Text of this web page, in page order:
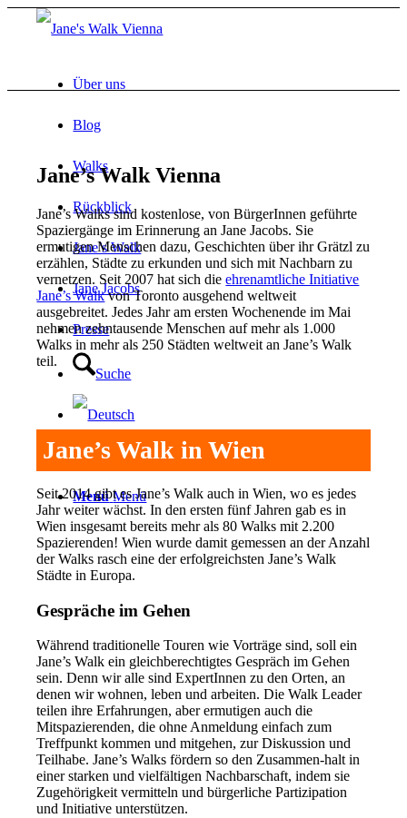
Über uns
Blog
Walks
Rückblick
Jane’s Walk
Jane Jacobs
Presse
Suche
Menü Menü
Jane’s Walk Vienna
Jane’s Walks sind kostenlose, von BürgerInnen geführte
Spaziergänge im Erinnerung an Jane Jacobs. Sie
ermutigen Menschen dazu, Geschichten über ihr Grätzl zu
erzählen, Städte zu erkunden und sich mit Nachbarn zu
vernetzen. Seit 2007 hat sich dieehrenamtliche Initiative
Jane’s Walkvon Toronto ausgehend weltweit
ausgebreitet. Jedes Jahr am ersten Wochenende im Mai
nehmen zehntausende Menschen auf mehr als 1.000
Walks in mehr als 250 Städten weltweit an Jane’s Walk
teil.
Jane’s Walk in Wien
Seit 2014 gibt es Jane’s Walk auch in Wien, wo es jedes
Jahr weiter wächst. In den ersten fünf Jahren gab es in
Wien insgesamt bereits mehr als 80 Walks mit 2.200
Spazierenden! Wien wurde damit gemessen an der Anzahl
der Walks rasch eine der erfolgreichsten Jane’s Walk
Städte in Europa.
Gespräche im Gehen
Während traditionelle Touren wie Vorträge sind, soll ein
Jane’s Walk ein gleichberechtigtes Gespräch im Gehen
sein. Denn wir alle sind ExpertInnen zu den Orten, an
denen wir wohnen, leben und arbeiten. Die Walk Leader
teilen ihre Erfahrungen, aber ermutigen auch die
Mitspazierenden, die ohne Anmeldung einfach zum
Treffpunkt kommen und mitgehen, zur Diskussion und
Teilhabe. Jane’s Walks fördern so den Zusammen-halt in
einer starken und vielfältigen Nachbarschaft, indem sie
Zugehörigkeit vermitteln und bürgerliche Partizipation
und Initiative unterstützen.